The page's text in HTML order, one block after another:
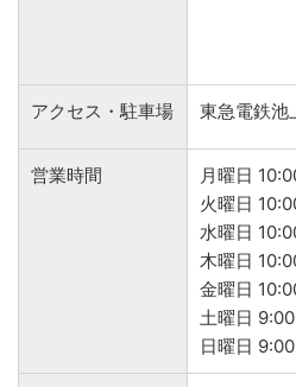
アクセス・駐車場 東急電鉄池
営業時間
月曜日
火曜日
水曜日
木曜日
金曜日
土曜日
日曜日